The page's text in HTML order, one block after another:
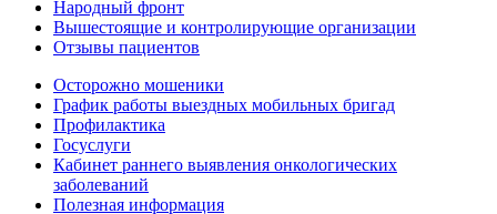
Народный фронт
Вышестоящие и контролирующие организации
Отзывы пациентов
Осторожно мошеники
График работы выездных мобильных бригад
Профилактика
Госуслуги
Кабинет раннего выявления онкологических
заболеваний
Полезная информация